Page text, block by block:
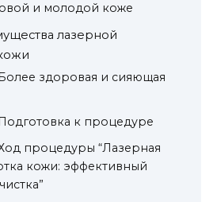
и молодой коже
лазерной
Более здоровая и сияющая
Подготовка к процедуре
процедуры “Лазерная
кожи: эффективный